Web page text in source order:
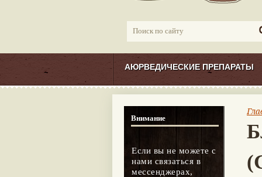
АЮРВЕДИЧЕСКИЕ ПРЕПАРАТЫ
Внимание
Если вы не можете с
нами связаться в
мессенджерах,